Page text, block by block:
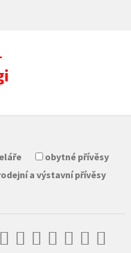
obytné přívěsy
a výstavní přívěsy